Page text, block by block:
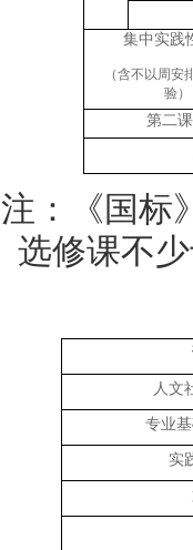
集中实践
（含不以周安
验）
第二
注：
《国
选修课不
人文
专业
实